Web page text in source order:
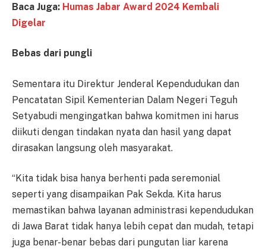
Baca Juga: Humas Jabar Award 2024 Kembali
Digelar
Bebas dari pungli
Sementara itu Direktur Jenderal Kependudukan dan
Pencatatan Sipil Kementerian Dalam Negeri Teguh
Setyabudi mengingatkan bahwa komitmen ini harus
diikuti dengan tindakan nyata dan hasil yang dapat
dirasakan langsung oleh masyarakat.
“Kita tidak bisa hanya berhenti pada seremonial
seperti yang disampaikan Pak Sekda. Kita harus
memastikan bahwa layanan administrasi kependudukan
di Jawa Barat tidak hanya lebih cepat dan mudah, tetapi
juga benar-benar bebas dari pungutan liar karena